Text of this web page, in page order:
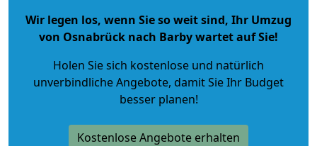
Wir legen los, wenn Sie so weit sind, Ihr Umzug
von Osnabrück nach Barby wartet auf Sie!
Holen Sie sich kostenlose und natürlich
unverbindliche Angebote, damit Sie Ihr Budget
besser planen!
Kostenlose Angebote erhalten